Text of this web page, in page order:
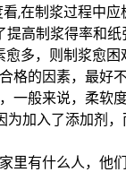
在制浆过程中应
制浆得率和纸
，则制浆愈困
格的因素，最好
般来说，柔软度
为加入了添加剂
有什么人，他们